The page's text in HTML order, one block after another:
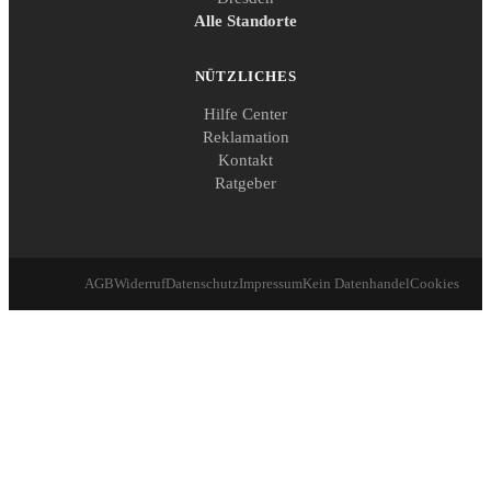
Alle Standorte
NÜTZLICHES
Hilfe Center
Reklamation
Kontakt
Ratgeber
AGBWiderrufDatenschutzImpressumKein DatenhandelCookies